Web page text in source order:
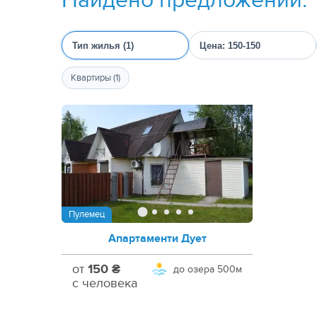
Тип жилья (1) Цена: 150-150
Квартиры (1)
Пулемец
Апартаменти Дует
до озера 500м
от 150 ₴
с человека